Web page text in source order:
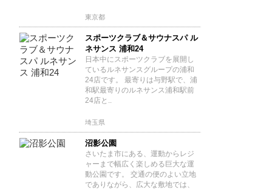
東京都
スポーツクラブ＆サウナスパ ル
ネサンス 浦和24
日本中にスポーツクラブを展開し
ているルネサンスグループの浦和
24店です。 最寄りは与野駅で、浦
和駅最寄りのルネサンス浦和駅前
24店と..
埼玉県
沼影公園
さいたま市にある、運動からレジ
ャーまで幅広く楽しめる巨大な運
動公園です。 交通の便のよい立地
でありながら、広大な敷地では、